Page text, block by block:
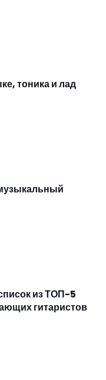
тоника и лад
из ТОП-5
гитаристов